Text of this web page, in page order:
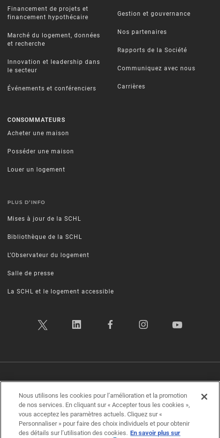
Financement de projets et
financement hypothécaire
Marché du logement, données
et recherche
Innovation et leadership dans
le secteur
Événements et conférenciers
CONSOMMATEURS
Acheter une maison
Posséder une maison
Louer un logement
Gestion et gouvernance
Nos partenaires
Rapports de la Société
Communiquez avec nous
Carrières
PLUS D’INFO
Mises à jour de la SCHL
Bibliothèque de la SCHL
L’Observateur du logement
Salle de presse
La SCHL et le logement accessible
Plan d’accessibilité | Rétroaction sur l'accessibilité
Société canadienne d'hypothèques et de logement (SCHL) ©2026
Nous utilisons les cookies pour l’amélioration et la promotion
de nos services. En cliquant sur « Accepter tous les cookies »,
vous acceptez les paramètres actuels. Cliquez sur «
Personnaliser » pour faire des choix individuels et pour obtenir
des détails sur l’utilisation des cookies. En savoir plus sur